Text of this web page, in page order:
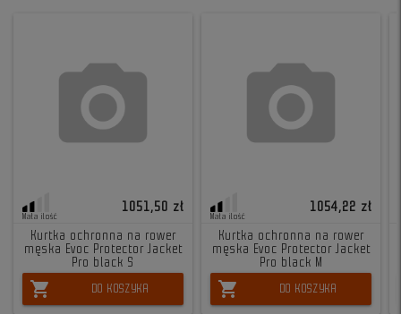
Mała ilość
1051,50 zł
Kurtka ochronna na rower
męska Evoc Protector Jacket
Pro black S
shopping_cart DO KOSZYKA
Mała ilość
1054,22 zł
Kurtka ochronna na rower
męska Evoc Protector Jacket
Pro black M
shopping_cart DO KOSZYKA